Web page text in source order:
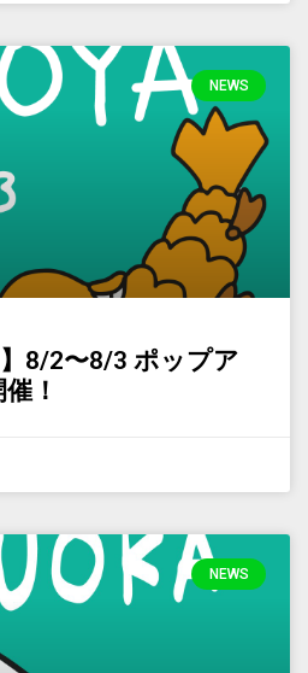
NEWS
】8/2〜8/3 ポップア
！
NEWS